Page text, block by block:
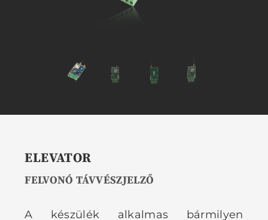
ELEVATOR
FELVONÓ TÁVVÉSZJELZŐ
A készülék alkalmas bármilyen